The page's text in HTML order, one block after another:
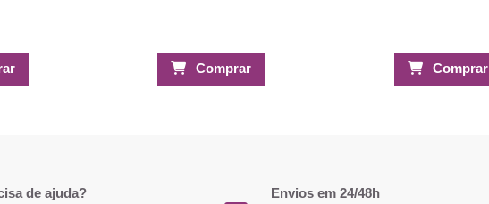
Comprar Comprar
de ajuda?
Envios em 24/48h